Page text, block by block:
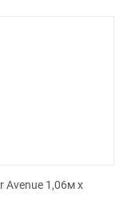
Avenue 1,06м х